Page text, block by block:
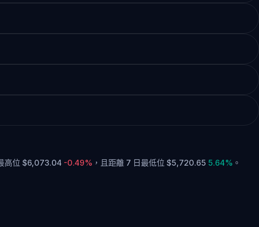
高位 $6,073.04 -0.49% ， 且距離 7 日最低位 $5,720.65 5.64% 。